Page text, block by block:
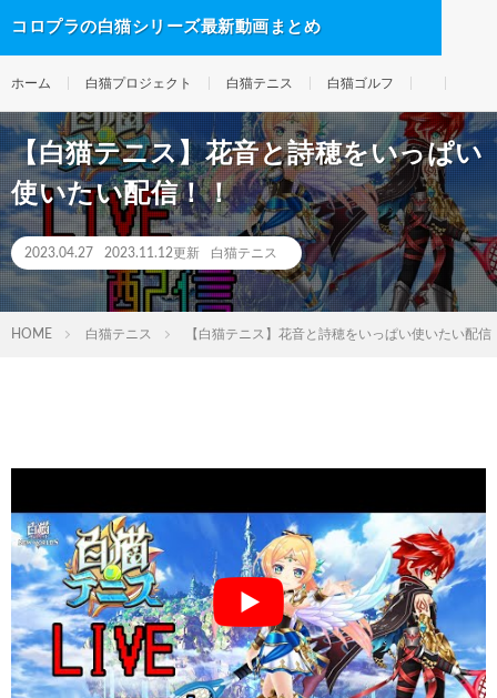
コロプラの白猫シリーズ最新動画まとめ
ホーム 白猫プロジェクト 白猫テニス 白猫ゴルフ
【白猫テニス】花音と詩穂をいっぱい
使いたい配信！！
2023.04.27 2023.11.12更新 白猫テニス
HOME 白猫テニス 【白猫テニス】花音と詩穂をいっぱい使いたい配信